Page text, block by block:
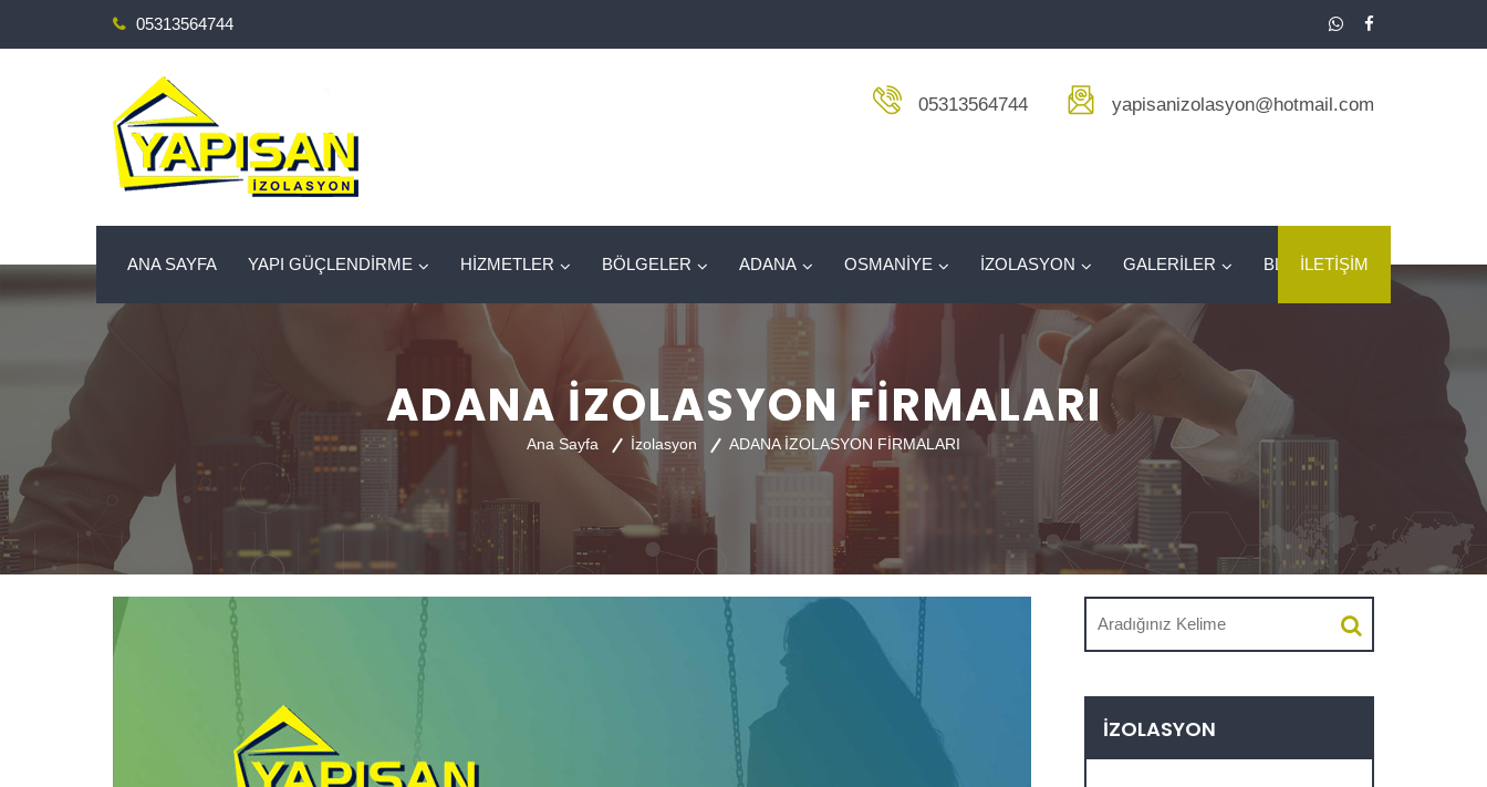
05313564744
05313564744 yapisanizolasyon@hotmail.com
ANA SAYFA YAPI GÜÇLENDİRME HİZMETLER BÖLGELER ADANA OSMANİYE İZOLASYON GALERİLER BLOGİLETİŞİM
ADANA İZOLASYON FİRMALARI
Ana Sayfa İzolasyon ADANA İZOLASYON FİRMALARI
İZOLASYON